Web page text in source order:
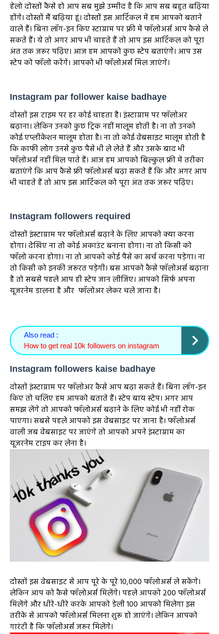
हेलो दोस्तों कैसे हो आप सब मुझे उम्मीद है कि आप सब बहुत बढ़िया
होंगे। दोस्तों मैं बढ़िया हूं। दोस्तों इस आर्टिकल में हम आपको बताने
वाले हैं। बिना लॉग-इन किए स्टाग्राम पर फ्री में फॉलोअर्स आप कैसे ले
सकते हैं। ये तो अगर आप भी चाहते हैं तो आप इस आर्टिकल को पूरा
अंत तक जरूर पढ़िए। आज हम आपको कुछ स्टेप बताएंगे। आप उस
स्टेप को फॉलो करेंगे। आपको भी फॉलोअर्स मिल जाएंगे।
Instagram par follower kaise badhaye
दोस्तों इस टाइम पर हर कोई चाहता है। इंस्टाग्राम पर फॉलोअर
बढ़ाना। लेकिन उनको कुछ ट्रिक नहीं मालूम होती है। ना तो उनको
कोई एप्लीकेशन मालूम होता है। ना तो कोई वेबसाइट मालूम होती है
कि काफी लोग उनसे कुछ पैसे भी ले लेते हैं और उसके बाद भी
फॉलोअर्स नहीं मिल पाते हैं। आज हम आपको बिल्कुल फ्री में तरीका
बताएंगे कि आप कैसे फ्री फॉलोअर्स बढ़ा सकते हैं कि और अगर आप
भी चाहते हैं तो आप इस आर्टिकल को पूरा अंत तक जरूर पढ़िए।
Instagram followers required
दोस्तों इंस्टाग्राम पर फॉलोअर्स बढ़ाने के लिए आपको क्या करना
होगा। देखिए ना तो कोई अकाउंट बनाना होगा। ना तो किसी को
फॉलो करना होगा। ना तो आपको कोई पैसे का खर्च करना पड़ेगा। ना
तो किसी को इनकी जरूरत पड़ेगी। बस आपको कैसे फॉलोअर्स बढ़ाना
है तो सबसे पहले आप ही स्टेप जान लीजिए। आपको सिर्फ अपना
यूजरनेम डालना है और फॉलोअर लेकर चले जाना है।
Also read :
How to get real 10k followers on instagram
Instagram followers kaise badhaye
दोस्तों इंस्टाग्राम पर फॉलोअर कैसे आप बढ़ा सकते हैं। बिना लॉग-इन
किए तो चलिए हम आपको बताते हैं। स्टेप बाय स्टेप। अगर आप
समझ लेंगे तो आपको फॉलोअर्स बढ़ाने के लिए कोई भी नहीं रोक
पाएगा। सबसे पहले आपको इस वेबसाइट पर जाना है। फॉलोअर्स
वाली जब वेबसाइट पर जाएंगे तो आपको अपने इंस्टाग्राम का
यूजरनेम टाइप कर लेना है।
दोस्तों इस वेबसाइट से आप पूरे के पूरे 10,000 फॉलोअर्स ले सकेंगे।
लेकिन आप को कैसे फॉलोअर्स मिलेंगे। पहले आपको 200 फॉलोअर्स
मिलेंगे और धीरे-धीरे करके आपको डेली 100 आपको मिलेगा इस
तरीके से आपको फॉलोअर्स मिलना शुरू हो जाएंगे। लेकिन आपको
गारंटी है कि फॉलोअर्स जरूर मिलेंगे।